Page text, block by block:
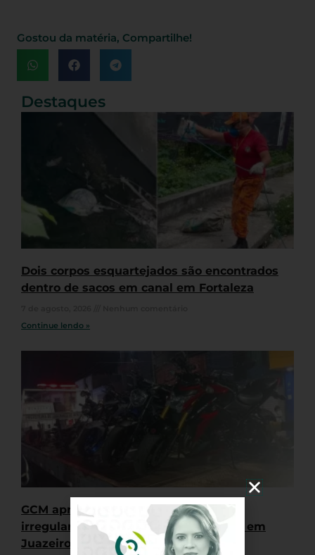
Gostou da matéria, Compartilhe!
Destaques
Dois corpos esquartejados são encontrados
dentro de sacos em canal em Fortaleza
Continue lendo »
GCM apreende quatro motocicletas
irregulares durante “rolê” de veículos em
Juazeiro do Norte